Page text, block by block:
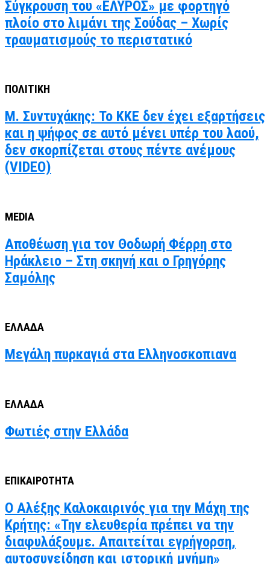
Σύγκρουση του «ΕΛΥΡΟΣ» με φορτηγό
πλοίο στο λιμάνι της Σούδας – Χωρίς
τραυματισμούς το περιστατικό
ΠΟΛΙΤΙΚΗ
Μ. Συντυχάκης: Το ΚΚΕ δεν έχει εξαρτήσεις
και η ψήφος σε αυτό μένει υπέρ του λαού,
δεν σκορπίζεται στους πέντε ανέμους
(VIDEO)
MEDIA
Αποθέωση για τον Θοδωρή Φέρρη στο
Ηράκλειο – Στη σκηνή και ο Γρηγόρης
Σαμόλης
ΕΛΛΑΔΑ
Μεγάλη πυρκαγιά στα Ελληνοσκοπιανα
ΕΛΛΑΔΑ
Φωτιές στην Ελλάδα
ΕΠΙΚΑΙΡΟΤΗΤΑ
Ο Αλέξης Καλοκαιρινός για την Μάχη της
Κρήτης: «Την ελευθερία πρέπει να την
διαφυλάξουμε. Απαιτείται εγρήγορση,
αυτοσυνείδηση και ιστορική μνήμη»